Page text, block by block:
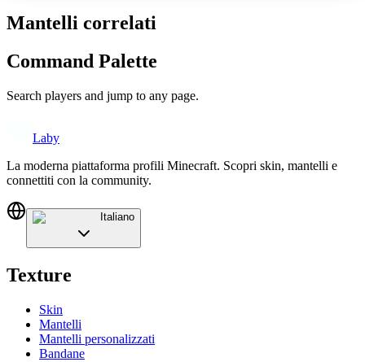
Mantelli correlati
Command Palette
Search players and jump to any page.
Laby
La moderna piattaforma profili Minecraft. Scopri skin, mantelli e
connettiti con la community.
Italiano
Texture
Skin
Mantelli
Mantelli personalizzati
Bandane